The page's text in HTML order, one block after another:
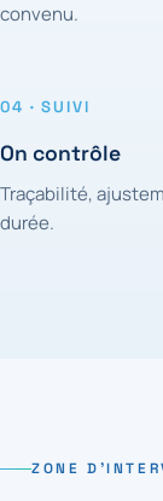
convenu.
04 · SUIVI
On contrôle
Traçabilité,
durée.
ZONE